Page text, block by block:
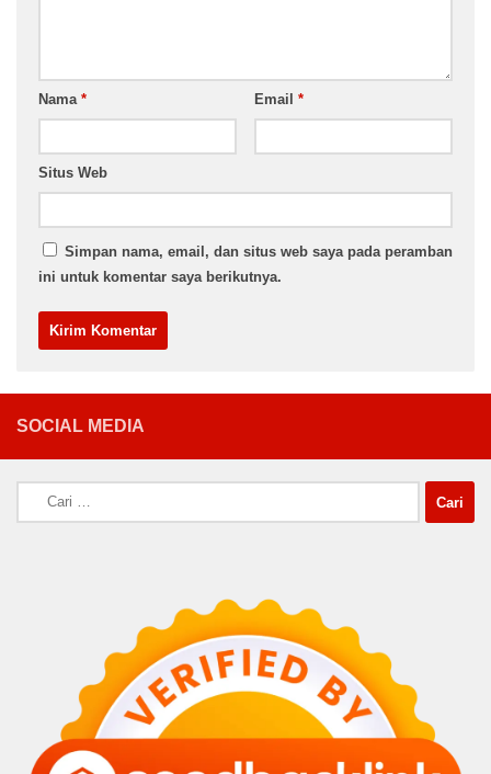
Nama * Email *
Situs Web
Simpan nama, email, dan situs web saya pada peramban
ini untuk komentar saya berikutnya.
SOCIAL MEDIA